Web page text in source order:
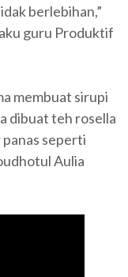
berlebihan,”
guru Produktif
membuat sirupi
dibuat teh rosella
seperti
Aulia